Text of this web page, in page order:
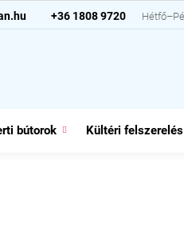
+36 1808 9720
bútorok Kültéri felszerelés